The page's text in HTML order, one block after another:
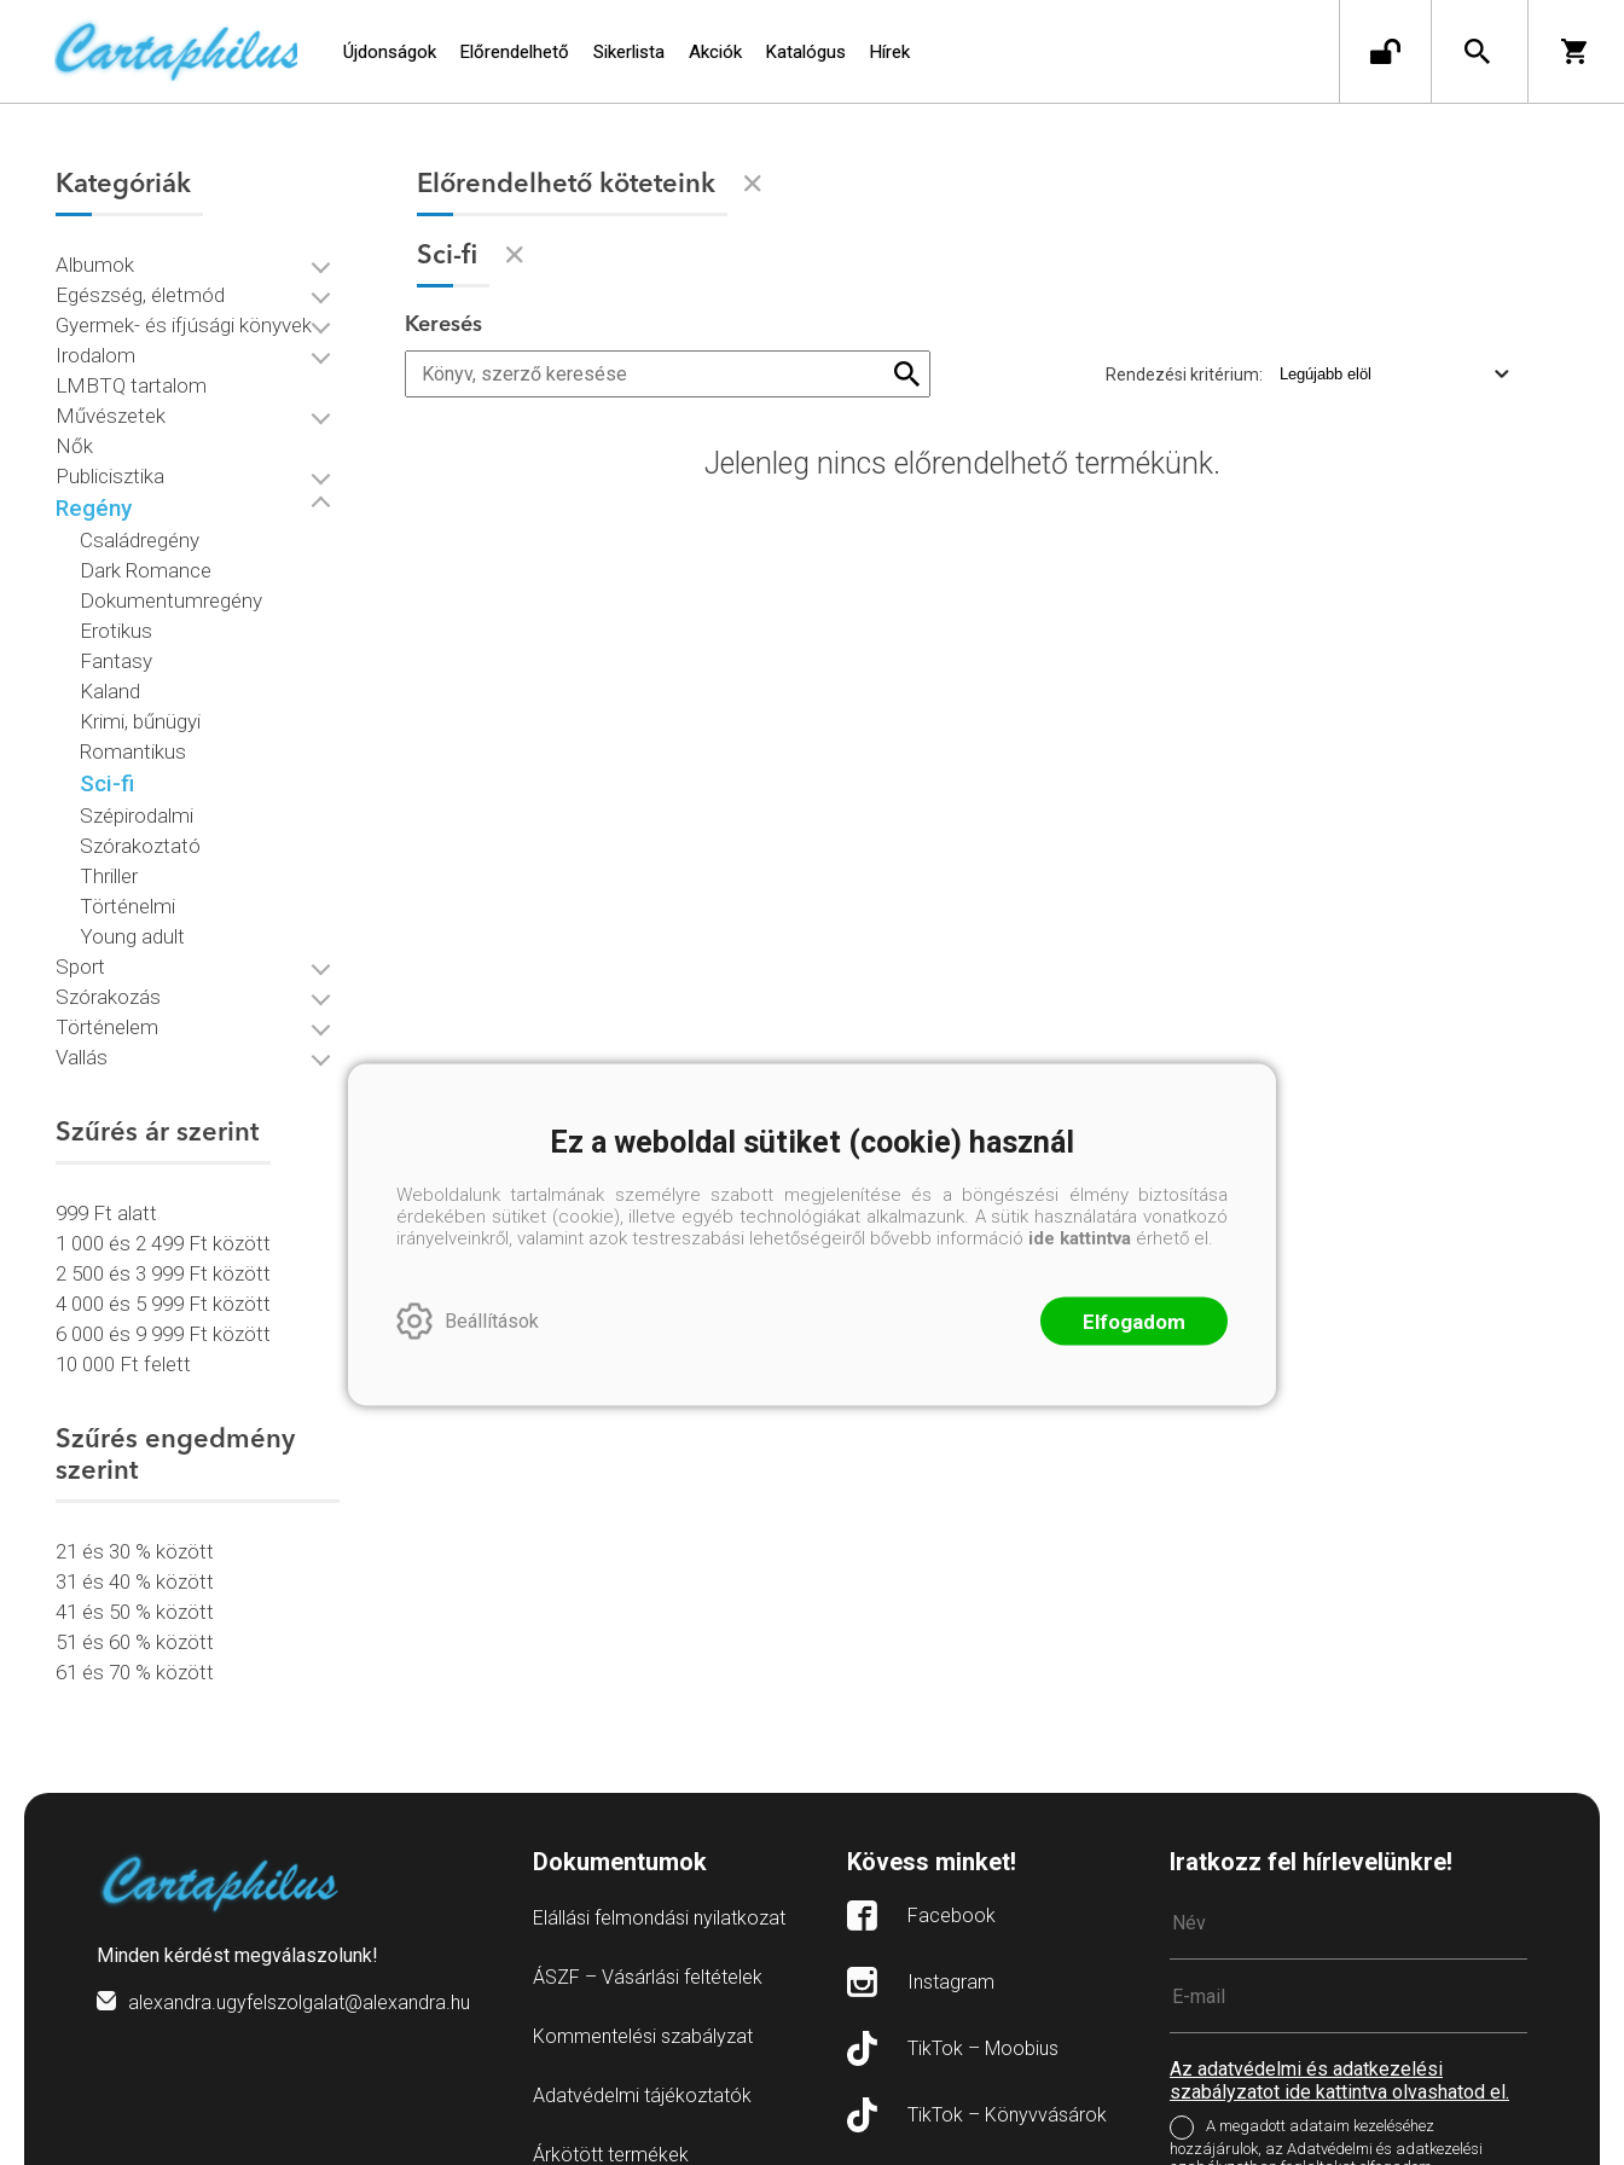
Újdonságok Előrendelhető Sikerlista Akciók Katalógus Hírek
Kategóriák
Albumok
Egészség, életmód
Gyermek- és ifjúsági könyvek
Irodalom
LMBTQ tartalom
Művészetek
Nők
Publicisztika
Regény
Családregény
Dark Romance
Dokumentumregény
Erotikus
Fantasy
Kaland
Krimi, bűnügyi
Romantikus
Sci-fi
Szépirodalmi
Szórakoztató
Thriller
Történelmi
Young adult
Sport
Szórakozás
Történelem
Vallás
Szűrés ár szerint
999 Ft alatt
1 000 és 2 499 Ft között
2 500 és 3 999 Ft között
4 000 és 5 999 Ft között
6 000 és 9 999 Ft között
10 000 Ft felett
Szűrés engedmény
szerint
21 és 30 % között
31 és 40 % között
41 és 50 % között
51 és 60 % között
61 és 70 % között
Előrendelhető köteteink
Sci-fi
Rendezési kritérium:
Keresés
Jelenleg nincs előrendelhető termékünk.
Minden kérdést megválaszolunk!
alexandra.ugyfelszolgalat@alexandra.hu
Dokumentumok
Elállási felmondási nyilatkozat
ÁSZF – Vásárlási feltételek
Kommentelési szabályzat
Adatvédelmi tájékoztatók
Árkötött termékek
Kövess minket!
Facebook
Instagram
TikTok – Moobius
TikTok – Könyvvásárok
Iratkozz fel hírlevelünkre!
Az adatvédelmi és adatkezelési
szabályzatot ide kattintva olvashatod el.
A megadott adataim kezeléséhez
hozzájárulok, az Adatvédelmi és adatkezelési
Ez a weboldal sütiket (cookie) használ
Weboldalunk tartalmának személyre szabott megjelenítése és a böngészési élmény biztosítása
érdekében sütiket (cookie), illetve egyéb technológiákat alkalmazunk. A sütik használatára vonatkozó
irányelveinkről, valamint azok testreszabási lehetőségeiről bővebb információ ide kattintva érhető el.
Beállítások Elfogadom